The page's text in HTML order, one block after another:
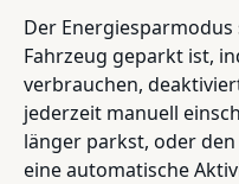
Der
Fahrzeug geparkt ist,
verbrauchen,
jederzeit manuell
länger parkst, oder
eine automatische